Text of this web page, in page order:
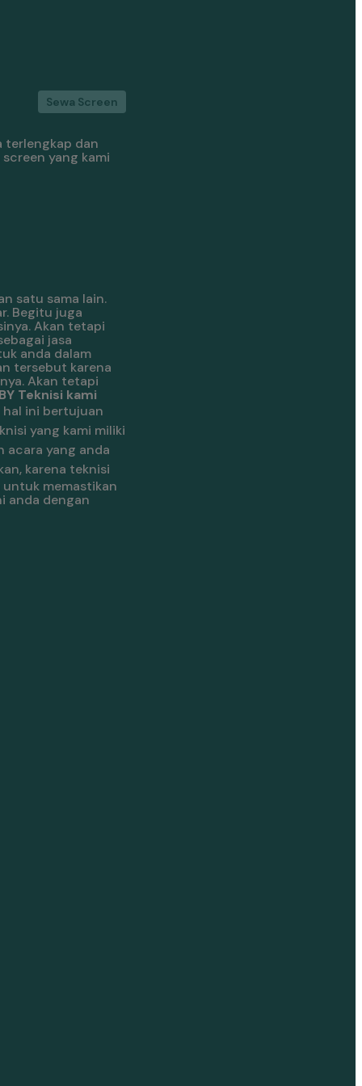
Sewa Screen
terlengkap dan
yang kami
satu sama lain.
Begitu juga
Akan tetapi
jasa
anda dalam
tersebut karena
Akan tetapi
Teknisi kami
hal ini bertujuan
yang kami miliki
acara yang anda
karena teknisi
untuk memastikan
anda dengan